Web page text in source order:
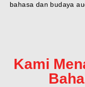
bahasa dan budaya
Kami